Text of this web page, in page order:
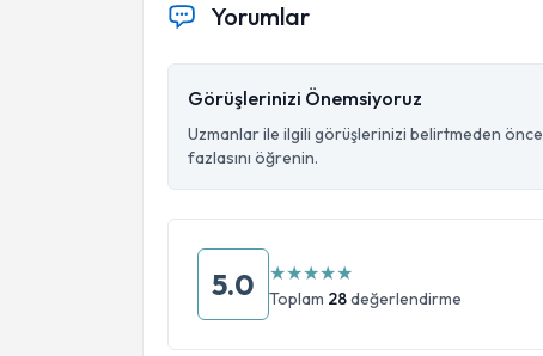
Yorumlar
Görüşlerinizi Önemsiyoruz
Uzmanlar ile ilgili görüşlerinizi belirtmeden önce
fazlasını öğrenin.
5.0 ★★★★★
Toplam 28değerlendirme